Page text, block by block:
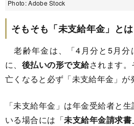
Photo: Adobe Stock
そもそも「未支給年金」とは
老齢年金は、「4月分と5月分
に、 後払いの形で支給されます
亡くなると必ず「未支給年金」が
「未支給年金」は年金受給者と
いる場合には「未支給年金請求